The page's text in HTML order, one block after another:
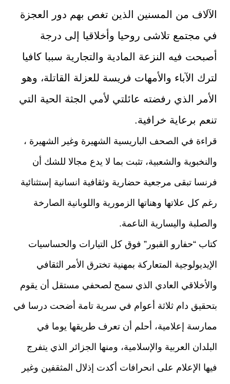
الآلاف من المسنين الذين تغص بهم دور العجزة
في مجتمع تلاشى روحيا وأخلاقيا إلى درجة
أصبحت فيه النزعة المادية والتجارية سببا كافيا
لترك الآباء والأمهات فريسة للعزلة القاتلة، وهو
الأمر الذي رفضته عائلتي لأمي الجثة الحية التي
تنعم برعاية خرافية.
قراءة في الصحف الباريسية الشهيرة وغير الشهيرة ،
والنخبوية والشعبية، تثبت بما لا يدع مجالا للشك أن
فرنسا تبقى مرجعية حضارية وثقافية انسانية إستثنائية
رغم كل علاتها وهناتها الزمورية واللوبانية الصارخة
والصلبة واليسارية الناعمة.
كتاب “حفارو القبور” فوق كل التيارات والحساسيات
الإيديولوجية المتعاركة بمهنية تخترق الأمر الثقافي
والأخلاقي العادي الذي سمح لصحفي مستقل أن يقوم
بتحقيق دام ثلاثة أعوام في سرية تامة أضحت درسا في
ممارسة إعلامية، أحلم أن تعرف طريقها يوما في
البلدان العربية والإسلامية، ومنها الجزائر الذي يتفرج
فيها الإعلام على انحرافات أكدت إذلال المثقفين وغير